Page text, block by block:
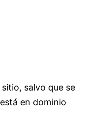
salvo que se
en dominio